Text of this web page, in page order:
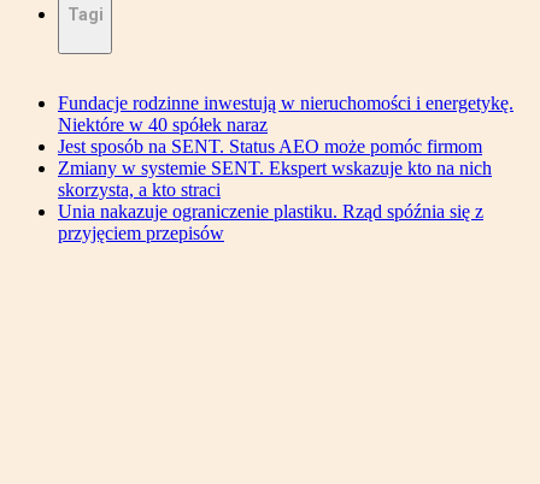
Tagi
Fundacje rodzinne inwestują w nieruchomości i energetykę.
Niektóre w 40 spółek naraz
Jest sposób na SENT. Status AEO może pomóc firmom
Zmiany w systemie SENT. Ekspert wskazuje kto na nich
skorzysta, a kto straci
Unia nakazuje ograniczenie plastiku. Rząd spóźnia się z
przyjęciem przepisów